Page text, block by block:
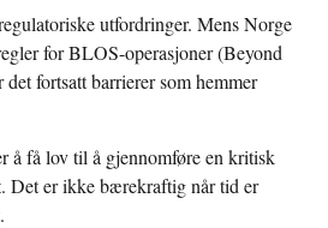
utfordringer. Mens Norge
for BLOS-operasjoner (Beyond
fortsatt barrierer som hemmer
å få lov til å gjennomføre en kritisk
Det er ikke bærekraftig når tid er